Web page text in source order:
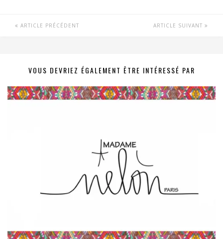
ARTICLE PRÉCÉDENT ARTICLE SUIVANT
VOUS DEVRIEZ ÉGALEMENT ÊTRE INTÉRESSÉ PAR